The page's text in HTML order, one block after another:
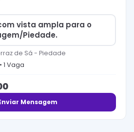
vista ampla para o
Piedade.
de Sá - Piedade
• 1 Vaga
Mensagem